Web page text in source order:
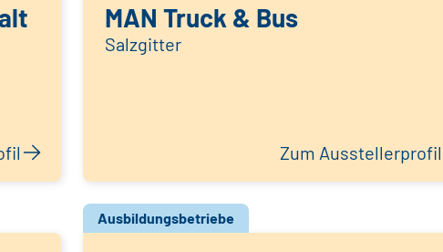
MAN Truck & Bus
Salzgitter
Zum Ausstellerprofil
Ausbildungsbetriebe